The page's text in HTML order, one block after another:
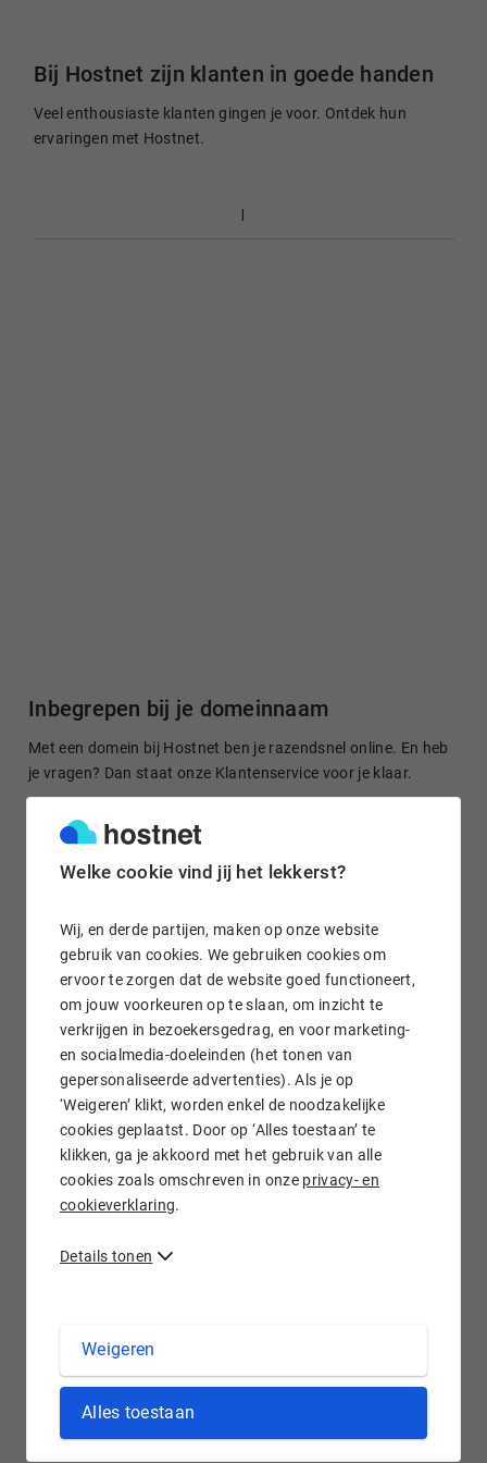
Welke cookie vind jij het lekkerst?
Wij, en derde partijen, maken op onze website
gebruik van cookies. We gebruiken cookies om
ervoor te zorgen dat de website goed functioneert,
om jouw voorkeuren op te slaan, om inzicht te
verkrijgen in bezoekersgedrag, en voor marketing-
en socialmedia-doeleinden (het tonen van
gepersonaliseerde advertenties). Als je op
‘Weigeren’ klikt, worden enkel de noodzakelijke
cookies geplaatst. Door op ‘Alles toestaan’ te
klikken, ga je akkoord met het gebruik van alle
cookies zoals omschreven in onze privacy- en
cookieverklaring.
Details tonen
Weigeren
Alles toestaan
Bij Hostnet zijn klanten in goede handen
Veel enthousiaste klanten gingen je voor. Ontdek hun
ervaringen met Hostnet.
Inbegrepen bij je domeinnaam
Met een domein bij Hostnet ben je razendsnel online. En heb
je vragen? Dan staat onze Klantenservice voor je klaar.
Gratis domein doorsturen
Stuur je domeinnaam kosteloos door naar een site of je
socialmedia-profiel. Het is in enkele klikken geregeld.
Gratis e-mail doorsturen
Wij staan voor je klaar!
.CASH domein registreren bij Hostnet
Hoewel betalen via een pinpas of creditcard populair is, is
cash nog niet vergeten. Sterker nog, met de .cash extensie
kunt u alle kanten op. U kunt bijvoorbeeld een .cash